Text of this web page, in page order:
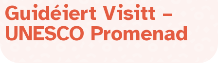
Guidéiert Visitt –
UNESCO Promenad